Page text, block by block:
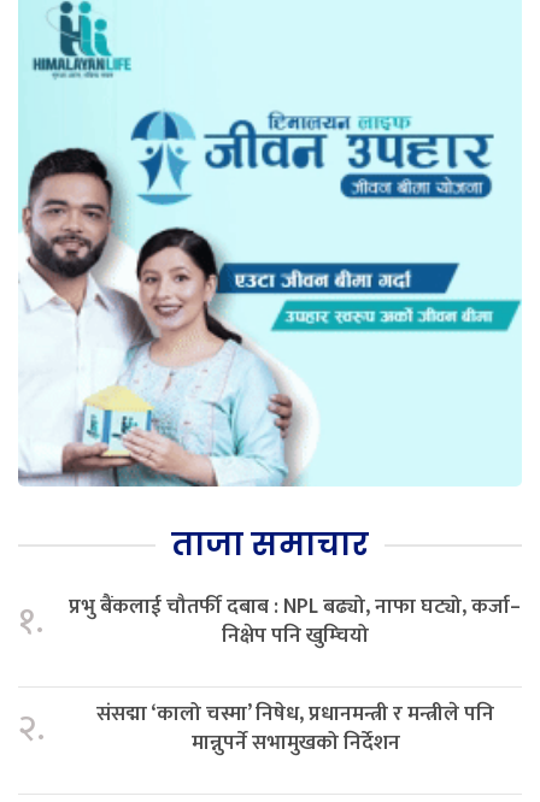
ताजा समाचार
१.
प्रभु बैंकलाई चौतर्फी दबाब : NPL बढ्यो, नाफा घट्यो, कर्जा–
निक्षेप पनि खुम्चियो
२.
संसद्मा ‘कालो चस्मा’ निषेध, प्रधानमन्त्री र मन्त्रीले पनि
मान्नुपर्ने सभामुखको निर्देशन